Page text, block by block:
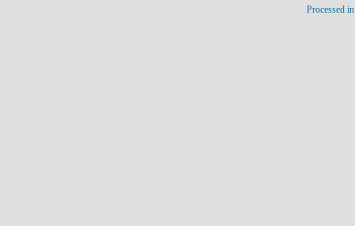
Processed